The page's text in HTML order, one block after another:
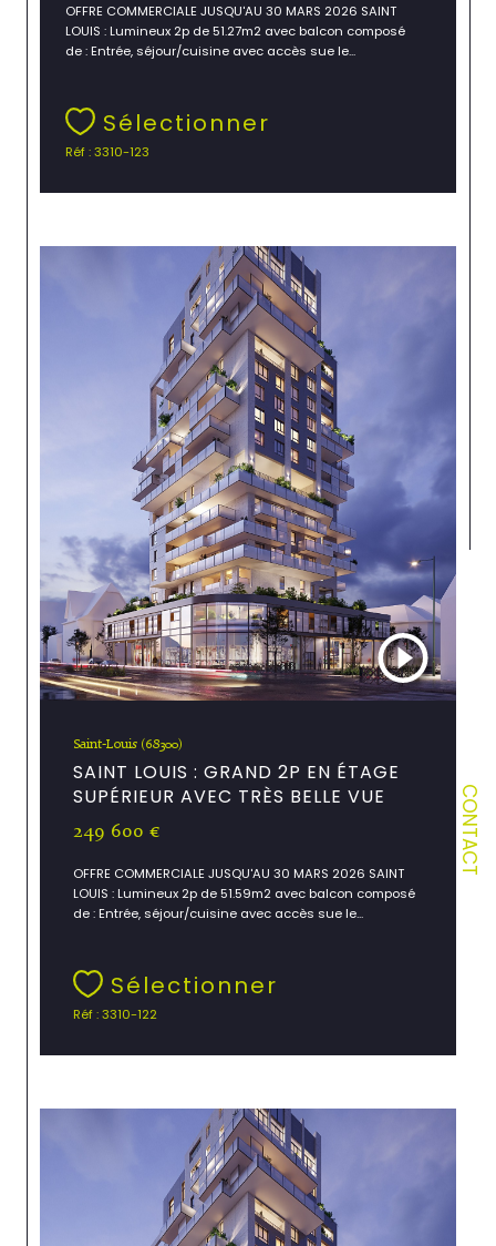
CONTACT
OFFRE COMMERCIALE JUSQU'AU 30 MARS 2026 SAINT
LOUIS : Lumineux 2p de 51.27m2 avec balcon composé
de : Entrée, séjour/cuisine avec accès sue le...
Sélectionner
Réf : 3310-123
Saint-Louis (68300)
SAINT LOUIS : GRAND 2P EN ÉTAGE
SUPÉRIEUR AVEC TRÈS BELLE VUE
249 600 €
OFFRE COMMERCIALE JUSQU'AU 30 MARS 2026 SAINT
LOUIS : Lumineux 2p de 51.59m2 avec balcon composé
de : Entrée, séjour/cuisine avec accès sue le...
Sélectionner
Réf : 3310-122